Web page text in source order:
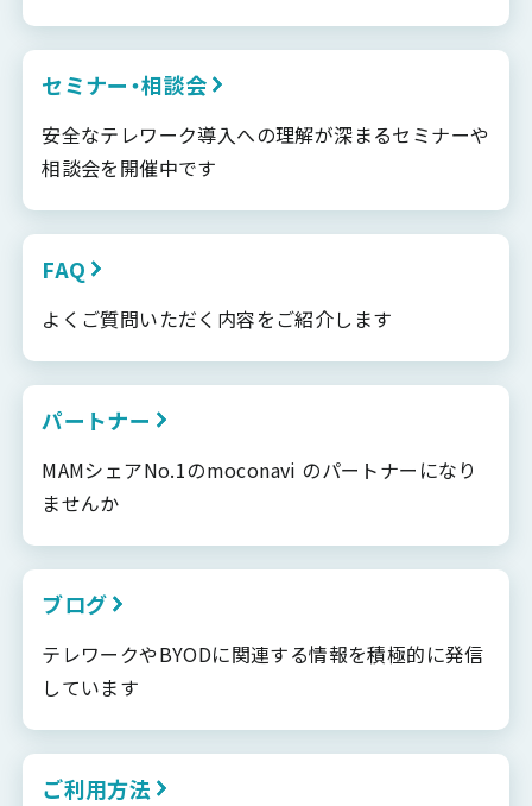
セミナー・相談会
安全なテレワーク導入への理解が深まるセミナーや
相談会を開催中です
FAQ
よくご質問いただく内容をご紹介します
パートナー
MAMシェアNo.1のmoconavi のパートナーになり
ませんか
ブログ
テレワークやBYODに関連する情報を積極的に発信
しています
ご利用方法